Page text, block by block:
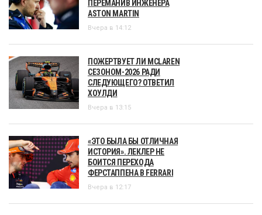
ПЕРЕМАНИВ ИНЖЕНЕРА
ASTON MARTIN
Вчера в 14:12
ПОЖЕРТВУЕТ ЛИ MCLAREN
СЕЗОНОМ-2026 РАДИ
СЛЕДУЮЩЕГО? ОТВЕТИЛ
ХОУЛДИ
Вчера в 13:15
«ЭТО БЫЛА БЫ ОТЛИЧНАЯ
ИСТОРИЯ». ЛЕКЛЕР НЕ
БОИТСЯ ПЕРЕХОДА
ФЕРСТАППЕНА В FERRARI
Вчера в 12:17